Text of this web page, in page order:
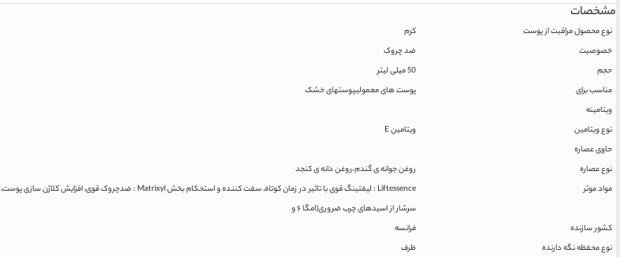
مشخصات
نوع محصول مراقبت از پوست
کرم
خصوصیت
ضد چروک
حجم
50 میلی لیتر
مناسب برای
پوست های معمولیپوستهای خشک
ویتامینه
نوع ویتامین
ویتامین E
حاوی عصاره
نوع عصاره
روغن جوانه ی گندم،روغن دانه ی کنجد
مواد موثر
سرشار از اسیدهای چرب ضروری(امگا ۶ و
کشور سازنده
فرانسه
نوع محفظه نگه دارنده
ظرف